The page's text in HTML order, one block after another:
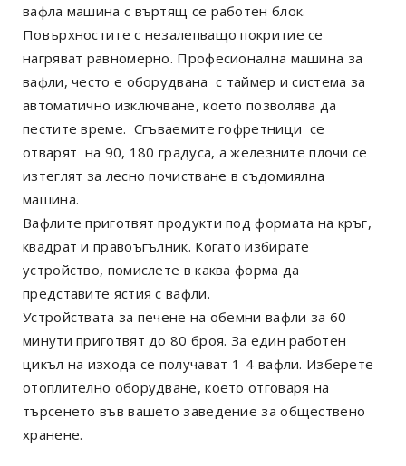
вафла машина с въртящ се работен блок.
Повърхностите с незалепващо покритие се
нагряват равномерно. Професионална машина за
вафли, често е оборудвана с таймер и система за
автоматично изключване, което позволява да
пестите време. Сгъваемите гофретници се
отварят на 90, 180 градуса, а железните плочи се
изтеглят за лесно почистване в съдомиялна
машина.
Вафлите приготвят продукти под формата на кръг,
квадрат и правоъгълник. Когато избирате
устройство, помислете в каква форма да
представите ястия с вафли.
Устройствата за печене на обемни вафли за 60
минути приготвят до 80 броя. За един работен
цикъл на изхода се получават 1-4 вафли. Изберете
отоплително оборудване, което отговаря на
търсенето във вашето заведение за обществено
хранене.